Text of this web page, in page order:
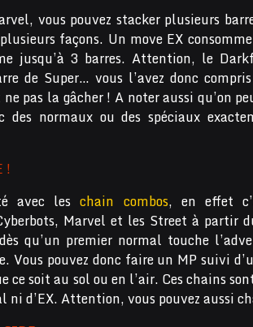
vous pouvez stacker plusieurs
façons. Un move EX
jusqu’à 3 barres. Attention, le
de Super… vous l’avez donc
pas la gâcher ! A noter aussi qu’on
normaux ou des spéciaux
!
avec leschain combos, en effet
Marvel et les Street à
qu’un premier normal touche
Vous pouvez donc faire un MP suivi
ce soit au sol ou en l’air. Ces chains
ni d’EX. Attention, vous pouvez aussi